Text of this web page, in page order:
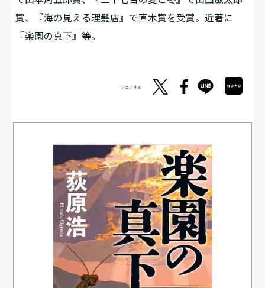
賞、『海の見える理髪店』で直木賞を受賞。近著に
『楽園の真下』等。
シェアする